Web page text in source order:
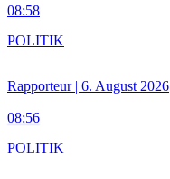
08:58
Rapporteur | 6. August 2026
08:56
POLITIK
POLITIK